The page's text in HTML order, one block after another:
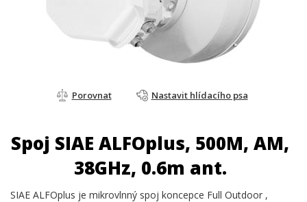
Porovnat Nastavit hlídacího psa
Spoj SIAE ALFOplus, 500M, AM,
38GHz, 0.6m ant.
SIAE ALFOplus je mikrovlnný spoj koncepce Full Outdoor ,